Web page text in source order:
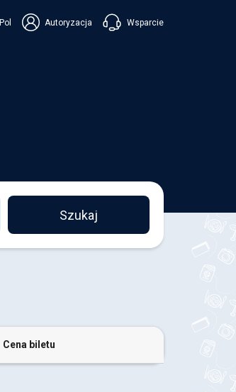
Pol Autoryzacja Wsparcie
Czatuj w Messengerze
Szukaj
Cena biletu